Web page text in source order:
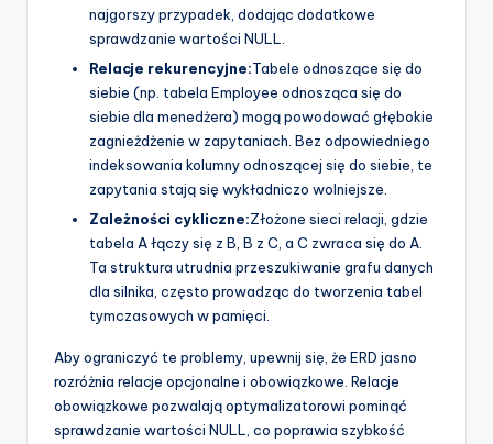
najgorszy przypadek, dodając dodatkowe
sprawdzanie wartości NULL.
Relacje rekurencyjne:Tabele odnoszące się do
siebie (np. tabela Employee odnosząca się do
siebie dla menedżera) mogą powodować głębokie
zagnieżdżenie w zapytaniach. Bez odpowiedniego
indeksowania kolumny odnoszącej się do siebie, te
zapytania stają się wykładniczo wolniejsze.
Zależności cykliczne:Złożone sieci relacji, gdzie
tabela A łączy się z B, B z C, a C zwraca się do A.
Ta struktura utrudnia przeszukiwanie grafu danych
dla silnika, często prowadząc do tworzenia tabel
tymczasowych w pamięci.
Aby ograniczyć te problemy, upewnij się, że ERD jasno
rozróżnia relacje opcjonalne i obowiązkowe. Relacje
obowiązkowe pozwalają optymalizatorowi pominąć
sprawdzanie wartości NULL, co poprawia szybkość